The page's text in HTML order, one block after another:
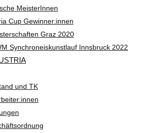
MeisterInnen
Cup Gewinner:innen
Graz 2020
Synchroneiskunstlauf Innsbruck 2022
und TK